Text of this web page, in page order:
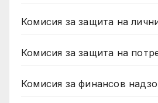
Комисия за защита на
Комисия за защита на
Комисия за финансов